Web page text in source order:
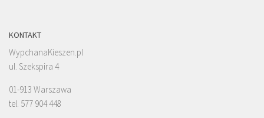
KONTAKT
WypchanaKieszen.pl
ul. Szekspira 4
01-913 Warszawa
tel. 577 904 448